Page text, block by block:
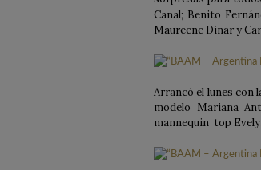
Canal; Benito
Maureene Dinar y
Arrancó el lunes con
modelo Mariana
mannequin top